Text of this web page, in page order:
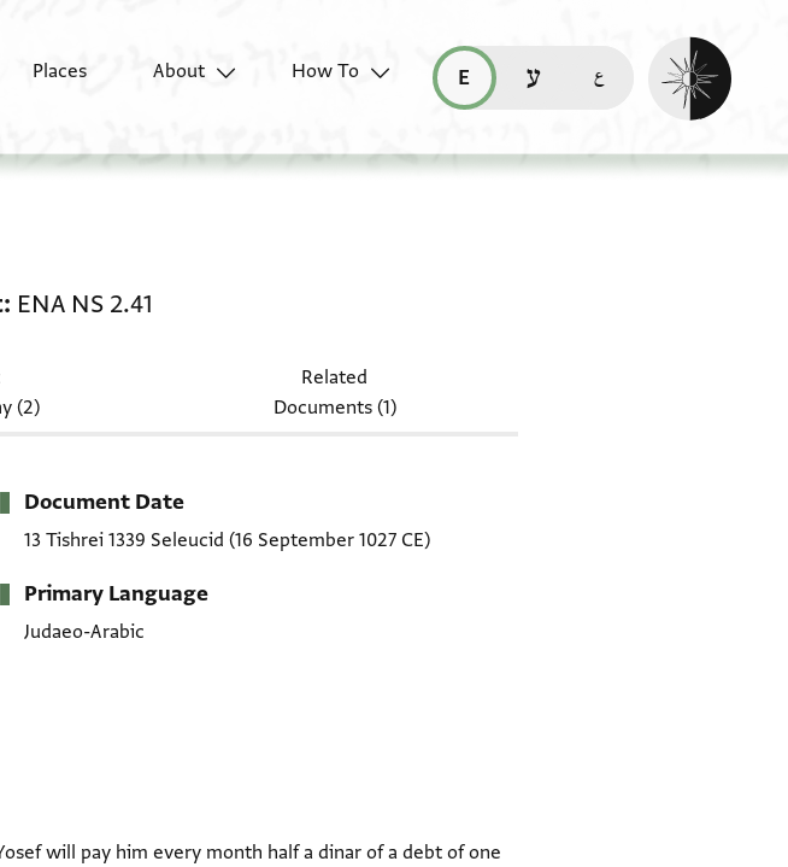
Places About
How To
read this page in English (en)
קריאת העמוד ב-עברית (he)
Enable dark
ENA NS 2.41
(2)
Related
Documents (1)
Document Date
13 Tishrei 1339 Seleucid (16 September 1027 CE)
Primary Language
Judaeo-Arabic
will pay him every month half a dinar of a debt of one